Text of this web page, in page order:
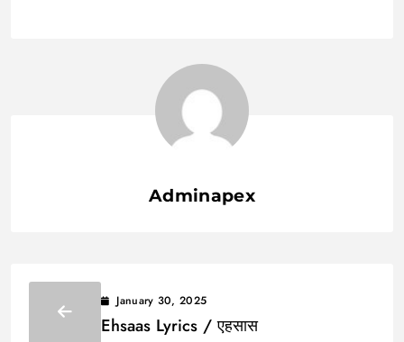
Adminapex
January 30, 2025
Ehsaas Lyrics / एहसास